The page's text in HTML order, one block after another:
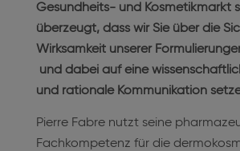
Gesundheits- und Kosmetikmarkt
überzeugt, dass wir Sie über die
Wirksamkeit unserer
und dabei auf eine
und rationale Kommunikation
Pierre Fabre nutzt seine
Fachkompetenz für die